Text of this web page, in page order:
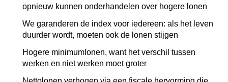
opnieuw kunnen onderhandelen over hogere lonen
We garanderen de index voor iedereen: als het leven
duurder wordt, moeten ook de lonen stijgen
Hogere minimumlonen, want het verschil tussen
werken en niet werken moet groter